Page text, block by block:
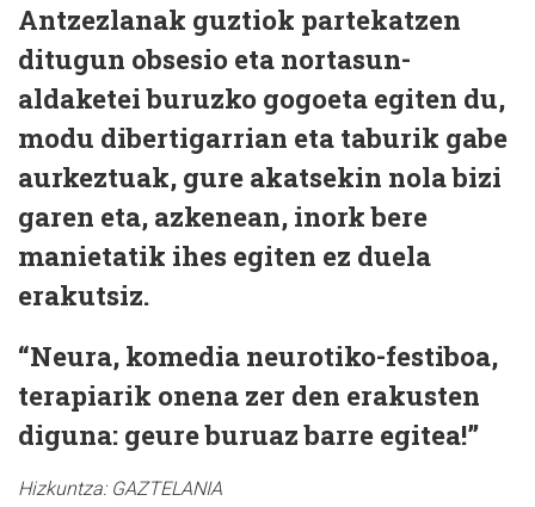
Antzezlanak guztiok partekatzen
ditugun obsesio eta nortasun-
aldaketei buruzko gogoeta egiten du,
modu dibertigarrian eta taburik gabe
aurkeztuak, gure akatsekin nola bizi
garen eta, azkenean, inork bere
manietatik ihes egiten ez duela
erakutsiz.
“Neura, komedia neurotiko-festiboa,
terapiarik onena zer den erakusten
diguna: geure buruaz barre egitea!”
Hizkuntza: GAZTELANIA